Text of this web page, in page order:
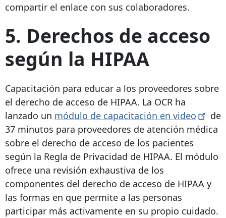
compartir el enlace con sus colaboradores.
5. Derechos de acceso
según la HIPAA
Capacitación para educar a los proveedores sobre
el derecho de acceso de HIPAA. La OCR ha
lanzado un módulo de capacitación en video
de
37 minutos para proveedores de atención médica
sobre el derecho de acceso de los pacientes
según la Regla de Privacidad de HIPAA. El módulo
ofrece una revisión exhaustiva de los
componentes del derecho de acceso de HIPAA y
las formas en que permite a las personas
participar más activamente en su propio cuidado.